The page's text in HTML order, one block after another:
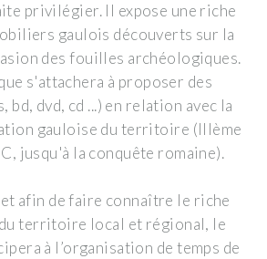
privilégier. Il expose une riche
gaulois découverts sur la
des fouilles archéologiques.
s'attachera à proposer des
bd, dvd, cd ...) en relation avec la
gauloise du territoire (IIIème
jusqu'à la conquête romaine).
et afin de faire connaître le riche
territoire local et régional, le
à l’organisation de temps de